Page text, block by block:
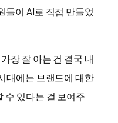
들이 AI로 직접 만들었
장 잘 아는 건 결국 내
대에는 브랜드에 대한
수 있다는 걸 보여주